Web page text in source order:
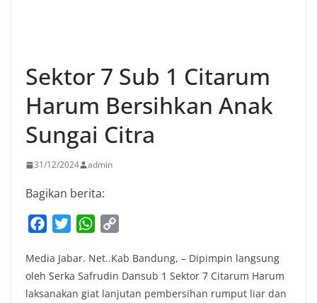
Sektor 7 Sub 1 Citarum
Harum Bersihkan Anak
Sungai Citra
31/12/2024 admin
Bagikan berita:
c
e
b
i
t
t
W
a
t
s
p
y
L
Media Jabar. Net..Kab Bandung, – Dipimpin langsung
oleh Serka Safrudin Dansub 1 Sektor 7 Citarum Harum
laksanakan giat lanjutan pembersihan rumput liar dan